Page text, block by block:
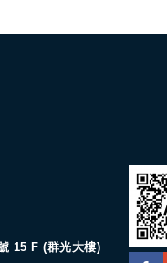
15 F (群光大樓)